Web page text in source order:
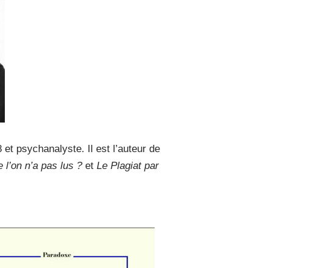
psychanalyste. Il est l’auteur de
n’a pas lus ?etLe Plagiat par